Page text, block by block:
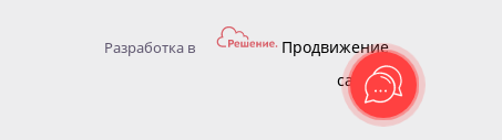
Разработка в
Продвижение
сайтов